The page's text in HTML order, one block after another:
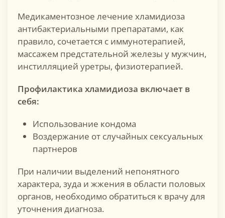
Медикаментозное лечение хламидиоза
антибактериальными препаратами, как
правило, сочетается с иммунотерапией,
массажем предстательной железы у мужчин,
инстилляцией уретры, физиотерапией.
Профилактика хламидиоза включает в
себя:
Использование кондома
Воздержание от случайных сексуальных
партнеров
При наличии выделений непонятного
характера, зуда и жжения в области половых
органов, необходимо обратиться к врачу для
уточнения диагноза.